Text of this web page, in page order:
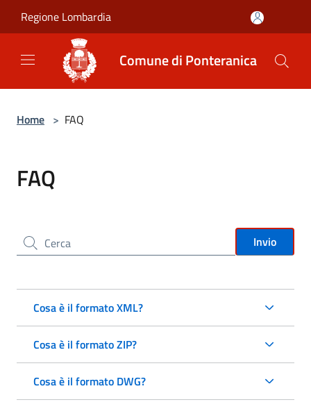
Regione Lombardia
Comune di Ponteranica
Home > FAQ
FAQ
Cerca nel sito Invio
Cosa è il formato XML?
Cosa è il formato ZIP?
Cosa è il formato DWG?